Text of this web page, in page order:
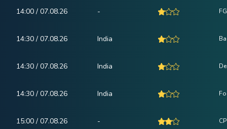
14:00 / 07.08.26 -
14:30 / 07.08.26 India
14:30 / 07.08.26 India
14:30 / 07.08.26 India
15:00 / 07.08.26 -